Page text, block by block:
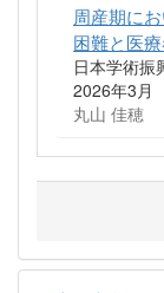
周産期に
困難と医
日本学術振
2026年3月
丸山 佳穂